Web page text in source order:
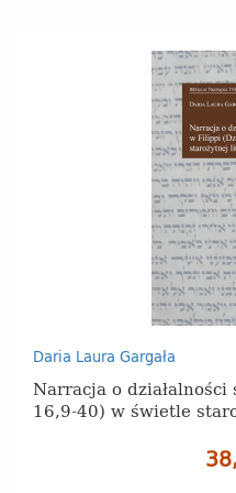
Daria Laura Gargała
Narracja o działalności
16,9‑40) w świetle